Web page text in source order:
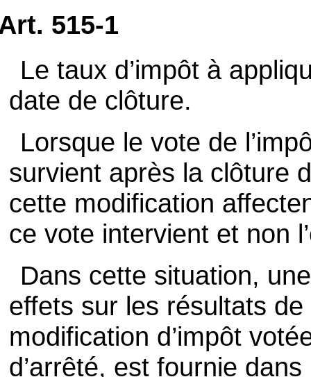
515-1
Le taux d’impôt à
date de clôture.
Lorsque le vote de
survient après la clôture
cette modification
ce vote intervient et non
Dans cette situation,
effets sur les résultats
modification d’impôt
d’arrêté, est fournie dans